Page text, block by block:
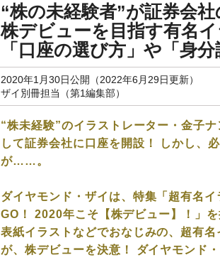
“株の未経験者”が証券会
株デビューを目指す有名
「口座の選び方」や「身
2020年1月30日公開（2022年6月29日更新）
ザイ別冊担当（第1編集部）
“株未経験”のイラストレーター・金子
して証券会社に口座を開設！ しかし、
が……。
ダイヤモンド・ザイは、特集「超有名
GO！ 2020年こそ【株デビュー】！」
表紙イラストなどでおなじみの、超有
が、株デビューを決意！ ダイヤモンド